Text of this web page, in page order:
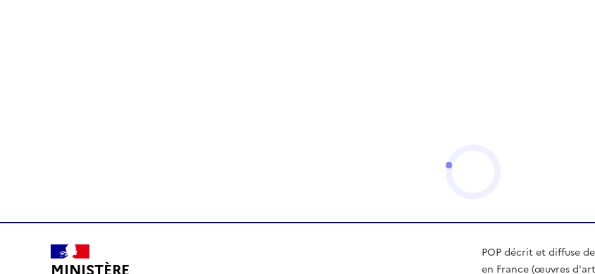
POP décrit et diffuse
en France (œuvres